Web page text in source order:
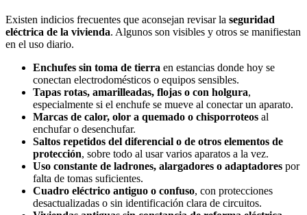
Existen indicios frecuentes que aconsejan revisar la seguridad
eléctrica de la vivienda. Algunos son visibles y otros se manifiestan
en el uso diario.
Enchufes sin toma de tierra en estancias donde hoy se
conectan electrodomésticos o equipos sensibles.
Tapas rotas, amarilleadas, flojas o con holgura,
especialmente si el enchufe se mueve al conectar un aparato.
Marcas de calor, olor a quemado o chisporroteos al
enchufar o desenchufar.
Saltos repetidos del diferencial o de otros elementos de
protección, sobre todo al usar varios aparatos a la vez.
Uso constante de ladrones, alargadores o adaptadores por
falta de tomas suficientes.
Cuadro eléctrico antiguo o confuso, con protecciones
desactualizadas o sin identificación clara de circuitos.